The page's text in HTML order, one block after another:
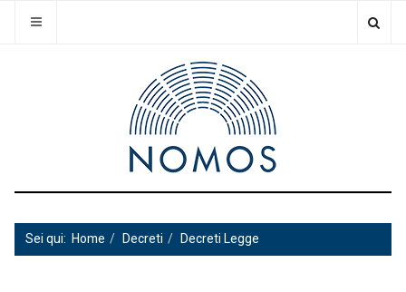
Sei qui: Home Decreti Decreti Legge